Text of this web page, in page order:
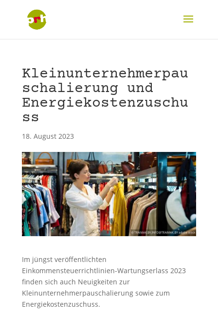
Kleinunternehmerpau
schalierung und
Energiekostenzuschu
ss
18. August 2023
Im jüngst veröffentlichten
Einkommensteuerrichtlinien-Wartungserlass 2023
finden sich auch Neuigkeiten zur
Kleinunternehmerpauschalierung sowie zum
Energiekostenzuschuss.